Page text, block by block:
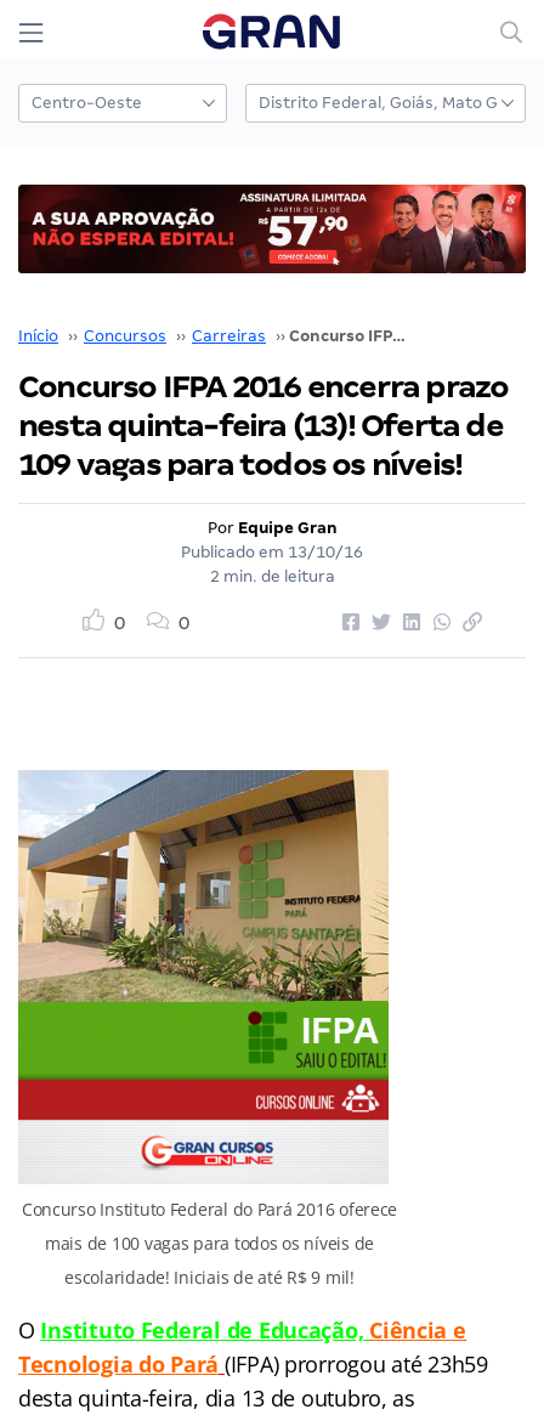
Início ›› Concursos ›› Carreiras ›› Concurso IFPA 2016 encerra prazo nesta quinta-feira (13)! Oferta de 109 vagas para todos os níveis!
Concurso IFPA 2016 encerra prazo
nesta quinta-feira (13)! Oferta de
109 vagas para todos os níveis!
Por Equipe Gran
Publicado em 13/10/16
2 min. de leitura
0 0
Concurso Instituto Federal do Pará 2016 oferece
mais de 100 vagas para todos os níveis de
escolaridade! Iniciais de até R$ 9 mil!
O Instituto Federal de Educação, Ciência e
Tecnologiado Pará (IFPA) prorrogou até 23h59
desta quinta-feira, dia 13 de outubro, as